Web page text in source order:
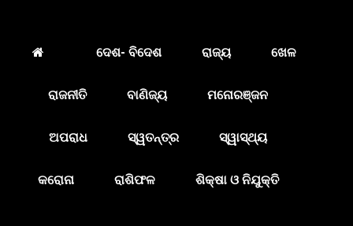
ଦେଶ- ବିଦେଶ ରାଜ୍ୟ ଖେଳ
ରାଜନୀତି ବାଣିଜ୍ୟ ମନୋରଞ୍ଜନ
ଅପରାଧ ସ୍ୱତନ୍ତ୍ର ସ୍ୱାସ୍ଥ୍ୟ
କରୋନା ରାଶିଫଳ ଶିକ୍ଷା ଓ ନିଯୁକ୍ତି